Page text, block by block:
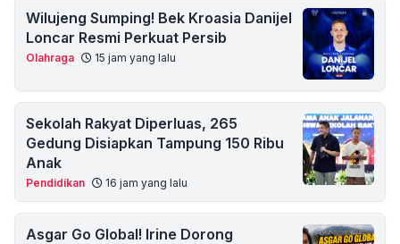
Wilujeng Sumping! Bek Kroasia Danijel
Loncar Resmi Perkuat Persib
Olahraga 15 jam yang lalu
Sekolah Rakyat Diperluas, 265
Gedung Disiapkan Tampung 150 Ribu
Anak
Pendidikan 16 jam yang lalu
Asgar Go Global! Irine Dorong